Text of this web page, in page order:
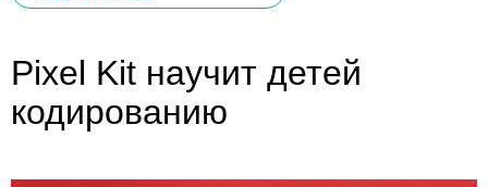
Pixel Kit научит детей
кодированию